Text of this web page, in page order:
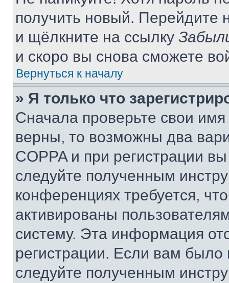
получить новый. Перейдите
и щёлкните на ссылку
и скоро вы снова сможете
Вернуться к началу
» Я только что
Сначала проверьте свои
верны, то возможны два
COPPA и при регистрации
следуйте полученным
конференциях требуется,
активированы
систему. Эта информация
регистрации. Если вам
следуйте полученным